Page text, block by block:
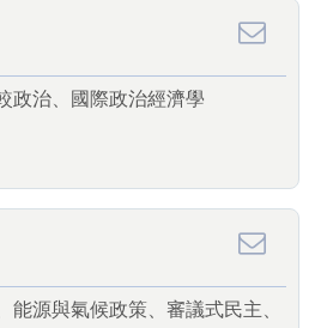
政治、國際政治經濟學
能源與氣候政策、審議式民主、